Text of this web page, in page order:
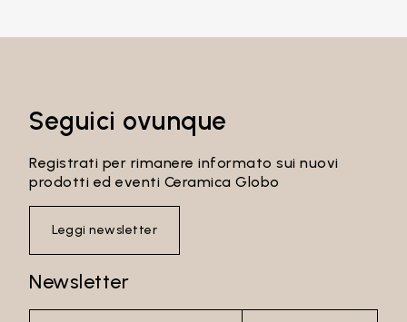
Seguici ovunque
Registrati per rimanere informato sui nuovi
prodotti ed eventi Ceramica Globo
Leggi newsletter
Newsletter